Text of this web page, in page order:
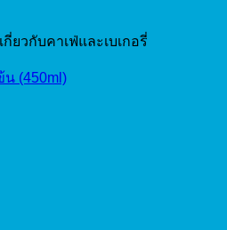
กี่ยวกับคาเฟ่และเบเกอรี่
น (450ml)